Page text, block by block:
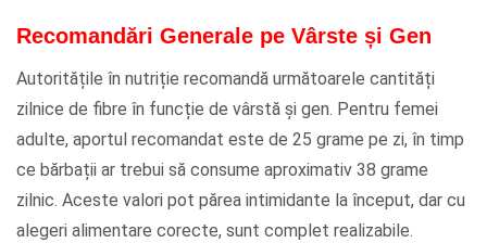
Recomandări Generale pe Vârste și Gen
Autoritățile în nutriție recomandă următoarele cantități
zilnice de fibre în funcție de vârstă și gen. Pentru femei
adulte, aportul recomandat este de 25 grame pe zi, în timp
ce bărbații ar trebui să consume aproximativ 38 grame
zilnic. Aceste valori pot părea intimidante la început, dar cu
alegeri alimentare corecte, sunt complet realizabile.